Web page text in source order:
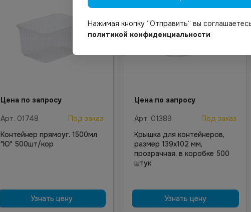
Цена по запросу
Арт. 01748
Под заказ
Контейнер прямоуг. 1500мл
"Ю" 500шт/кор
Узнать цену
Цена по запросу
Арт. 01389
Под заказ
Крышка для контейнеров,
размер 139х102 мм,
прозрачная, в коробке 500
штук
Узнать цену
Нажимая кнопку “Отправить“ вы
политикой конфиденциальности